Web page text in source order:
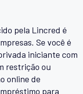
pela Lincred é
Se você é
iniciante com
restrição ou
online de
para